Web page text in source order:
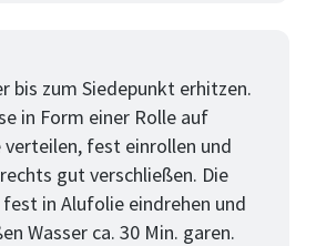
bis zum Siedepunkt erhitzen.
in Form einer Rolle auf
fest einrollen und
gut verschließen. Die
in Alufolie eindrehen und
Wasser ca. 30 Min. garen.